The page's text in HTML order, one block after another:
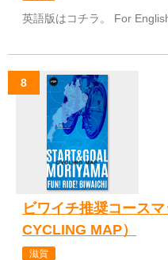
英語版はコチラ。 For
ビワイチ推奨コース
CYCLING MAP）
滋賀